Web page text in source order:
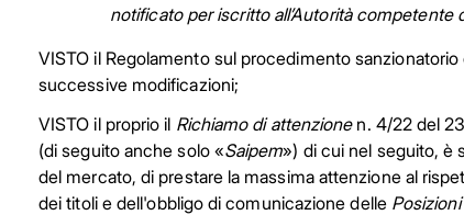
notificato per iscritto all’Autorità competente
VISTO il Regolamento sul procedimento
successive modificazioni;
VISTO il proprio il Richiamo di attenzionen. 4/22 del
(di seguito anche solo «Saipem») di cui nel seguito, è
del mercato, di prestare la massima attenzione al
dei titoli e dell'obbligo di comunicazione delle